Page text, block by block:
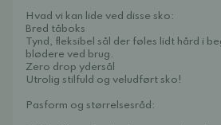
Hvad vi kan lide ved disse sko:
Bred tåboks
Tynd, fleksibel sål der føles lidt hård i
blødere ved brug.
Zero drop ydersål
Utrolig stilfuld og veludført sko!
Pasform og størrelsesråd: